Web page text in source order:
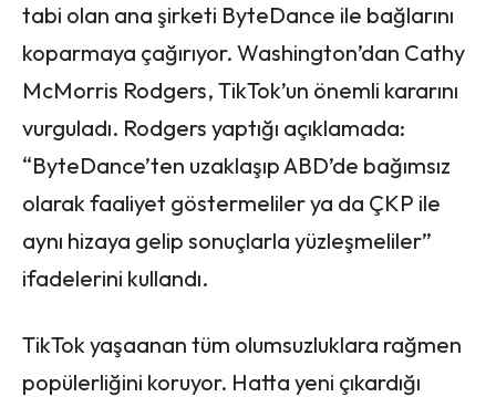
tabi olan ana şirketi ByteDance ile bağlarını
koparmaya çağırıyor. Washington’dan Cathy
McMorris Rodgers, TikTok’un önemli kararını
vurguladı. Rodgers yaptığı açıklamada:
“ByteDance’ten uzaklaşıp ABD’de bağımsız
olarak faaliyet göstermeliler ya da ÇKP ile
aynı hizaya gelip sonuçlarla yüzleşmeliler”
ifadelerini kullandı.
TikTok yaşaanan tüm olumsuzluklara rağmen
popülerliğini koruyor. Hatta yeni çıkardığı